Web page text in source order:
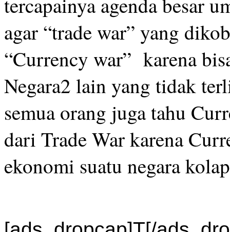
agar “trade war” yang
“Currency war” karena
Negara2 lain yang tidak
semua orang juga tahu
dari Trade War karena
ekonomi suatu negara